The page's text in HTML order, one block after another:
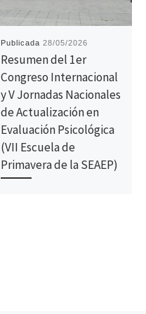
Publicada28/05/2026
Resumen del 1er
Congreso Internacional
y V Jornadas Nacionales
de Actualización en
Evaluación Psicológica
(VII Escuela de
Primavera de la SEAEP)